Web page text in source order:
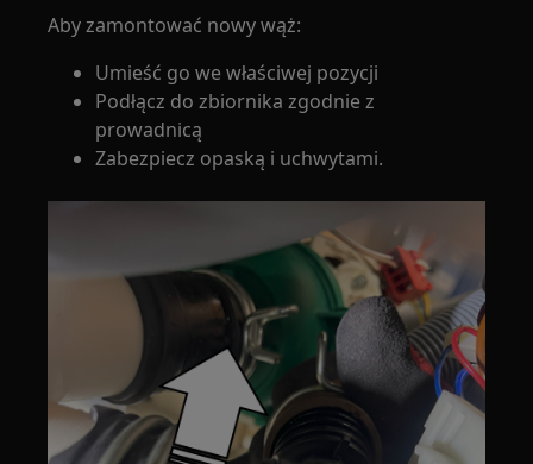
Aby zamontować nowy wąż:
Umieść go we właściwej pozycji
Podłącz do zbiornika zgodnie z
prowadnicą
Zabezpiecz opaską i uchwytami.